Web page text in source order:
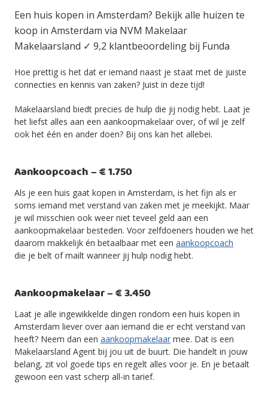
Een huis kopen in Amsterdam? Bekijk alle huizen te
koop in Amsterdam via NVM Makelaar
Makelaarsland ✓ 9,2 klantbeoordeling bij Funda
Hoe prettig is het dat er iemand naast je staat met de juiste
connecties en kennis van zaken? Juist in deze tijd!
Makelaarsland biedt precies de hulp die jij nodig hebt. Laat je
het liefst alles aan een aankoopmakelaar over, of wil je zelf
ook het één en ander doen? Bij ons kan het allebei.
Aankoopcoach – € 1.750
Als je een huis gaat kopen in Amsterdam, is het fijn als er
soms iemand met verstand van zaken met je meekijkt. Maar
je wil misschien ook weer niet teveel geld aan een
aankoopmakelaar besteden. Voor zelfdoeners houden we het
daarom makkelijk én betaalbaar met een aankoopcoach
die je belt of mailt wanneer jij hulp nodig hebt.
Aankoopmakelaar – € 3.450
Laat je alle ingewikkelde dingen rondom een huis kopen in
Amsterdam liever over aan iemand die er echt verstand van
heeft? Neem dan een aankoopmakelaar mee. Dat is een
Makelaarsland Agent bij jou uit de buurt. Die handelt in jouw
belang, zit vol goede tips en regelt alles voor je. En je betaalt
gewoon een vast scherp all-in tarief.